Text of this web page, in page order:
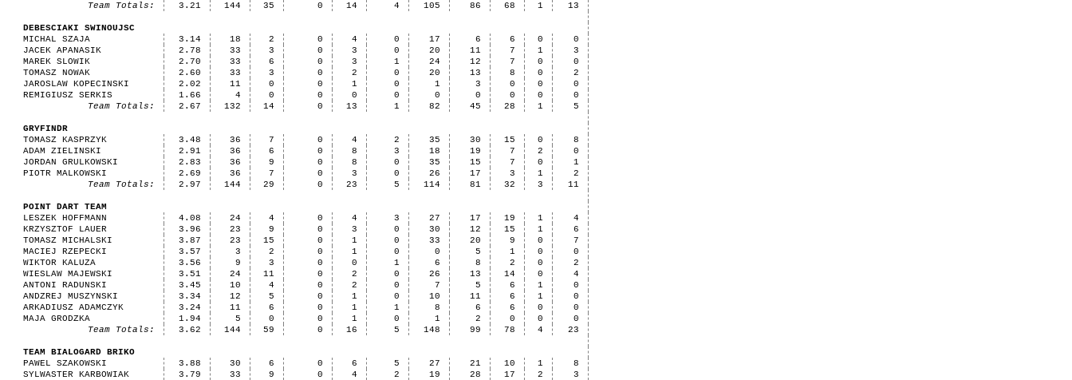
Team Totals:
3.21 144 35 0 14 4 105 86 68 1 13
DEBESCIAKI SWINOUJSC
MICHAL SZAJA
3.14 18 2 0 4 0 17 6 6 0
0
JACEK APANASIK
2.78 33 3 0 3 0 20 11 7 1
3
MAREK SLOWIK
2.70 33 6 0 3 1 24 12 7 0
0
TOMASZ NOWAK
2.60 33 3 0 2 0 20 13 8 0
2
JAROSLAW KOPECINSKI
2.02 11 0 0 1 0 1 3 0 0
0
REMIGIUSZ SERKIS
1.66 4 0 0 0 0 0 0 0 0
0
Team Totals:
2.67 132 14 0 13 1 82 45 28 1 5
GRYFINDR
TOMASZ KASPRZYK
3.48 36 7 0 4 2 35 30 15 0
8
ADAM ZIELINSKI
2.91 36 6 0 8 3 18 19 7 2
0
JORDAN GRULKOWSKI
2.83 36 9 0 8 0 35 15 7 0
1
PIOTR MALKOWSKI
2.69 36 7 0 3 0 26 17 3 1
2
Team Totals:
2.97 144 29 0 23 5 114 81 32 3 11
POINT DART TEAM
LESZEK HOFFMANN
4.08 24 4 0 4 3 27 17 19 1
4
KRZYSZTOF LAUER
3.96 23 9 0 3 0 30 12 15 1
6
TOMASZ MICHALSKI
3.87 23 15 0 1 0 33 20 9 0
7
MACIEJ RZEPECKI
3.57 3 2 0 1 0 0 5 1 0
0
WIKTOR KALUZA
3.56 9 3 0 0 1 6 8 2 0
2
WIESLAW MAJEWSKI
3.51 24 11 0 2 0 26 13 14 0
4
ANTONI RADUNSKI
3.45 10 4 0 2 0 7 5 6 1
0
ANDZREJ MUSZYNSKI
3.34 12 5 0 1 0 10 11 6 1
0
ARKADIUSZ ADAMCZYK
3.24 11 6 0 1 1 8 6 6 0
0
MAJA GRODZKA
1.94 5 0 0 1 0 1 2 0 0
0
Team Totals:
3.62 144 59 0 16 5 148 99 78 4 23
TEAM BIALOGARD BRIKO
PAWEL SZAKOWSKI
3.88 30 6 0 6 5 27 21 10 1
8
SYLWASTER KARBOWIAK
3.79 33 9 0 4 2 19 28 17 2
3